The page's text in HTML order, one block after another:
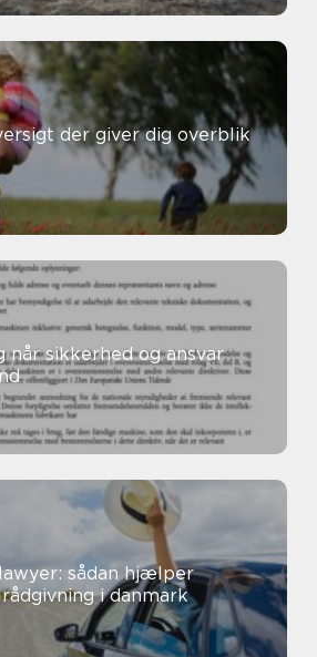
der giver dig overblik
sådan hjælper
i danmark